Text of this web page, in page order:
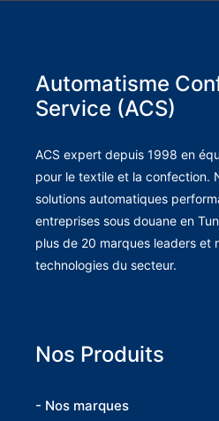
Automatisme
Service (ACS)
ACS expert depuis 1998 en
pour le textile et la confection.
solutions automatiques
entreprises sous douane en
plus de 20 marques leaders et
technologies du secteur.
Nos Produits
- Nos marques